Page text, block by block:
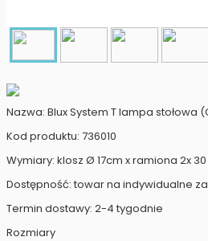
Nazwa: Blux System T lampa stołowa
Kod produktu: 736010
Wymiary: klosz Ø 17cm x ramiona 2x
Dostępność: towar na indywidualne
Termin dostawy: 2-4 tygodnie
Rozmiary